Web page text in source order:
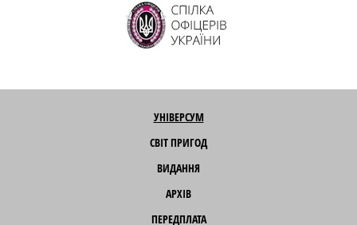
УНІВЕРСУМ
СВІТ ПРИГОД
ВИДАННЯ
АРХІВ
ПЕРЕДПЛАТА